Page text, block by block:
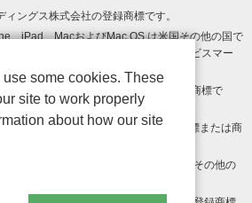
ングス株式会社の登録商標です。
、iPad、MacおよびMac OS は米国その他の国で
標です。App Store は Apple Inc. のサービスマー
び Google Play ロゴ は Google LLC の商標で
米国およびその他の国における登録商標または商
PDF は、Adobe Inc.の米国およびその他の
some cookies. These
site to work properly
about how our site